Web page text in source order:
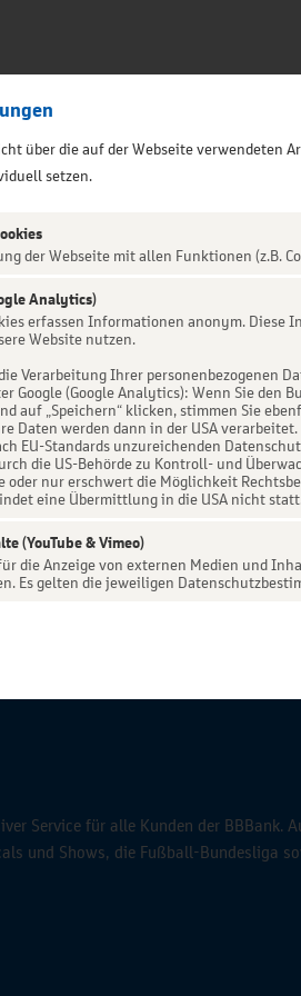
NICHT
Service für alle Kunden der BBBank.
und Shows, die Fußball-Bundesliga
über die auf der Webseite verwendeten
setzen.
der Webseite mit allen Funktionen (z.B.
Analytics)
erfassen Informationen anonym. Diese
Website nutzen.
Verarbeitung Ihrer personenbezogenen
Google (Google Analytics): Wenn Sie den
auf „Speichern“ klicken, stimmen Sie
Daten werden dann in der USA
EU-Standards unzureichenden
die US-Behörde zu Kontroll- und
oder nur erschwert die Möglichkeit
eine Übermittlung in die USA nicht
(YouTube & Vimeo)
die Anzeige von externen Medien und
Es gelten die jeweiligen